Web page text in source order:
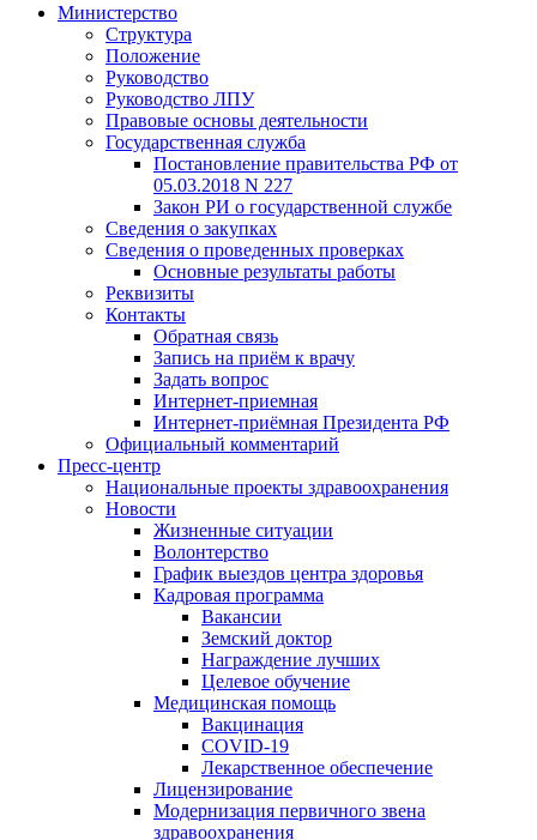
Министерство
Структура
Положение
Руководство
Руководство ЛПУ
Правовые основы деятельности
Государственная служба
Постановление правительства РФ от
05.03.2018 N 227
Закон РИ о государственной службе
Сведения о закупках
Сведения о проведенных проверках
Основные результаты работы
Реквизиты
Контакты
Обратная связь
Запись на приём к врачу
Задать вопрос
Интернет-приемная
Интернет-приёмная Президента РФ
Официальный комментарий
Пресс-центр
Национальные проекты здравоохранения
Новости
Жизненные ситуации
Волонтерство
График выездов центра здоровья
Кадровая программа
Вакансии
Земский доктор
Награждение лучших
Целевое обучение
Медицинская помощь
Вакцинация
COVID-19
Лекарственное обеспечение
Лицензирование
Модернизация первичного звена
здравоохранения